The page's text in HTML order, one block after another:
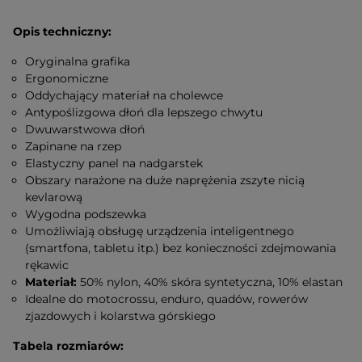
Opis techniczny:
Oryginalna grafika
Ergonomiczne
Oddychający materiał na cholewce
Antypoślizgowa dłoń dla lepszego chwytu
Dwuwarstwowa dłoń
Zapinane na rzep
Elastyczny panel na nadgarstek
Obszary narażone na duże naprężenia zszyte nicią
kevlarową
Wygodna podszewka
Umożliwiają obsługę urządzenia inteligentnego
(smartfona, tabletu itp.) bez konieczności zdejmowania
rękawic
Materiał: 50% nylon, 40% skóra syntetyczna, 10% elastan
Idealne do motocrossu, enduro, quadów, rowerów
zjazdowych i kolarstwa górskiego
Tabela rozmiarów: